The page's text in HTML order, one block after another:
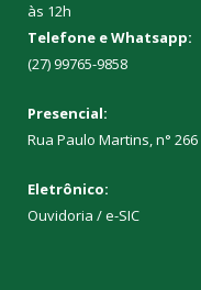
às 12h
Telefone e Whatsapp:
(27) 99765-9858
Presencial:
Rua Paulo Martins, n°
Eletrônico:
Ouvidoria /e-SIC